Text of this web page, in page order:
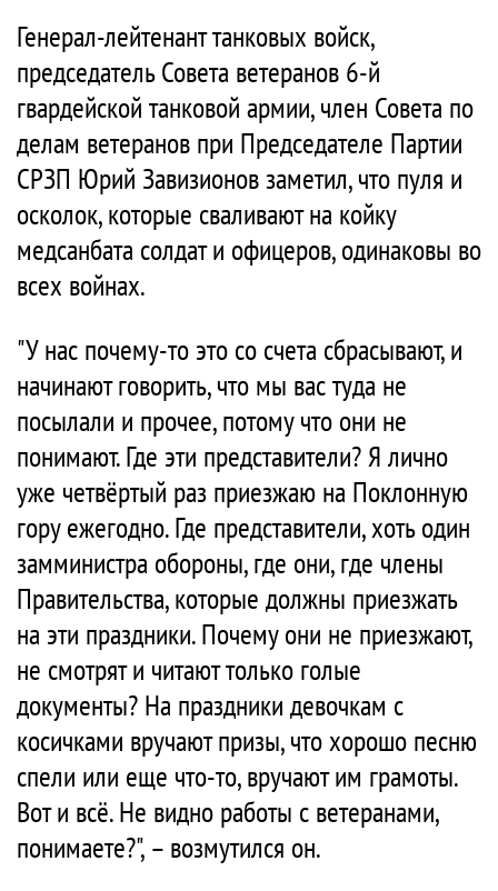
Генерал-лейтенант танковых войск,
председатель Совета ветеранов 6-й
гвардейской танковой армии, член Совета по
делам ветеранов при Председателе Партии
СРЗП Юрий Завизионов заметил, что пуля и
осколок, которые сваливают на койку
медсанбата солдат и офицеров, одинаковы во
всех войнах.
"У нас почему-то это со счета сбрасывают, и
начинают говорить, что мы вас туда не
посылали и прочее, потому что они не
понимают. Где эти представители? Я лично
уже четвёртый раз приезжаю на Поклонную
гору ежегодно. Где представители, хоть один
замминистра обороны, где они, где члены
Правительства, которые должны приезжать
на эти праздники. Почему они не приезжают,
не смотрят и читают только голые
документы? На праздники девочкам с
косичками вручают призы, что хорошо песню
спели или еще что-то, вручают им грамоты.
Вот и всё. Не видно работы с ветеранами,
понимаете?", – возмутился он.